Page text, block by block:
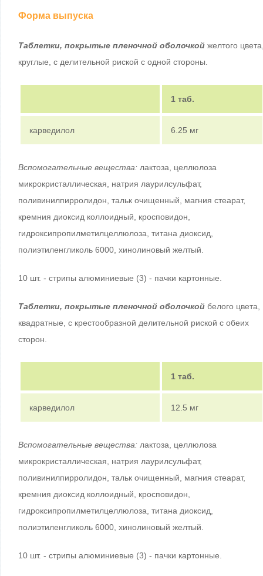
Форма выпуска
Таблетки, покрытые пленочной оболочкой желтого
круглые, с делительной риской с одной стороны.
1 таб.
карведилол 6.25 мг
Вспомогательные вещества: лактоза, целлюлоза
микрокристаллическая, натрия лаурилсульфат,
поливинилпирролидон, тальк очищенный, магния стеарат,
кремния диоксид коллоидный, кросповидон,
гидроксипропилметилцеллюлоза, титана диоксид,
полиэтиленгликоль 6000, хинолиновый желтый.
10 шт. - стрипы алюминиевые (3) - пачки картонные.
Таблетки, покрытые пленочной оболочкой белого цвета,
квадратные, с крестообразной делительной риской с обеих
сторон.
1 таб.
карведилол 12.5 мг
Вспомогательные вещества: лактоза, целлюлоза
микрокристаллическая, натрия лаурилсульфат,
поливинилпирролидон, тальк очищенный, магния стеарат,
кремния диоксид коллоидный, кросповидон,
гидроксипропилметилцеллюлоза, титана диоксид,
полиэтиленгликоль 6000, хинолиновый желтый.
10 шт. - стрипы алюминиевые (3) - пачки картонные.